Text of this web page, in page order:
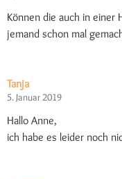
Können die auch in
jemand schon mal
Tanja
5. Januar 2019
Hallo Anne,
ich habe es leider noch